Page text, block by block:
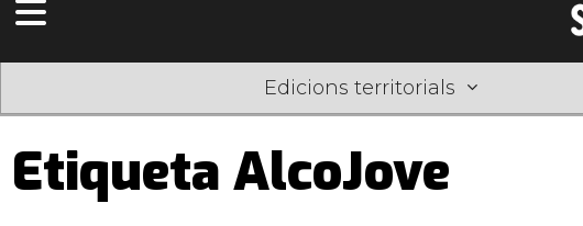
Edicions territorials
Etiqueta AlcoJove